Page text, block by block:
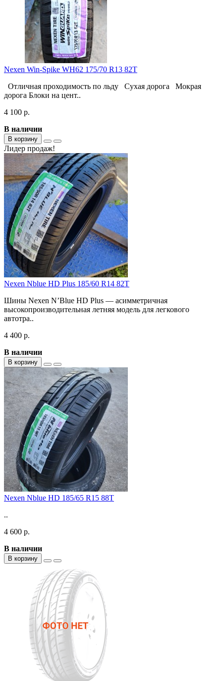
Nexen Win-Spike WH62 175/70 R13 82T
Отличная проходимость по льду Сухая дорога Мокрая
дорога Блоки на цент..
4 100 р.
В наличии
В корзину
Лидер продаж!
Nexen Nblue HD Plus 185/60 R14 82T
Шины Nexen N’Blue HD Plus — асимметричная
высокопроизводительная летняя модель для легкового
автотра..
4 400 р.
В наличии
В корзину
Nexen Nblue HD 185/65 R15 88T
..
4 600 р.
В наличии
В корзину